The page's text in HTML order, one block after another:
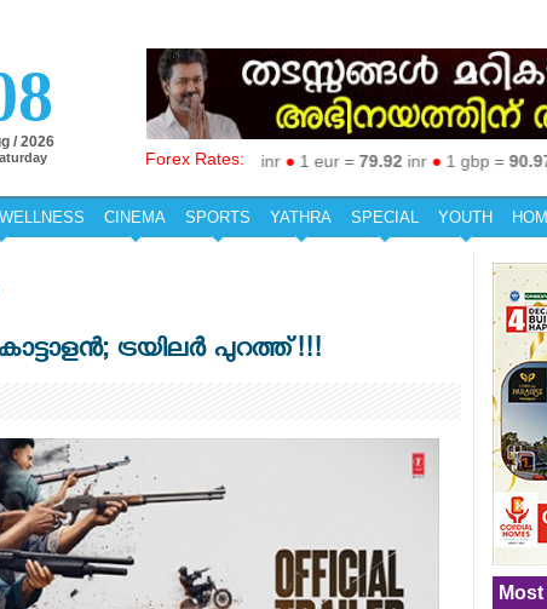
/ 2026
Forex Rates:
=19.19 1 aud =50.27inr● 1 eur =79.92 inr●1 gbp =90.97inr●
CINEMA SPORTS YATHRA SPECIAL YOUTH
ട്രയിലർ പുറത്ത്!!!
Most